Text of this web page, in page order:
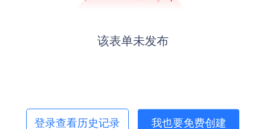
该表单未发布
登录查看历史记录 我也要免费创建